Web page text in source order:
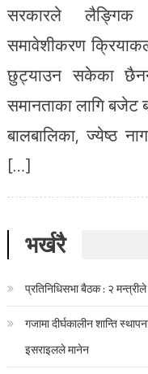
सरकारले लैङ्गिक
समावेशीकरण
छुट्याउन सकेका
समानताका लागि बजेट
बालबालिका, ज्येष्ठ
[…]
भर्खरै
प्रतिनिधिसभा बैठक : २
गजामा दीर्घकालीन शान्ति
इसराइलले मानेन